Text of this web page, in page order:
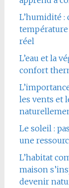
L’humidité
réel
L’eau et la
confort
les vents et
Le soleil :
une
L’habitat
maison
devenir